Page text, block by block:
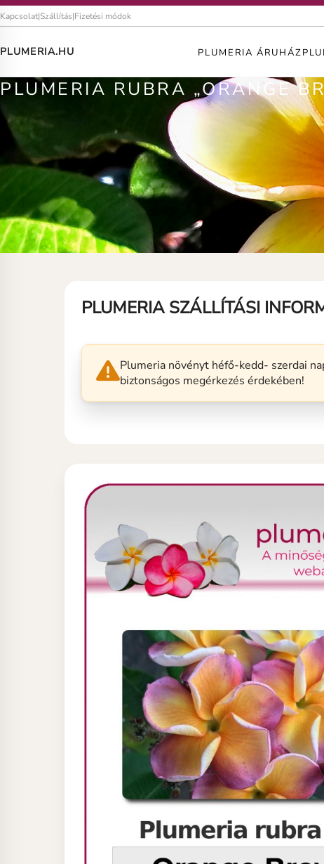
Kapcsolat|Szállítás|Fizetési módok
PLUMERIA.HU PLUMERIA ÁRUHÁZ
PLUMERIA RUBRA „ORANGE
PLUMERIA SZÁLLÍTÁSI
Plumeria növényt héfő-kedd- szerdai
biztonságos megérkezés érdekében!